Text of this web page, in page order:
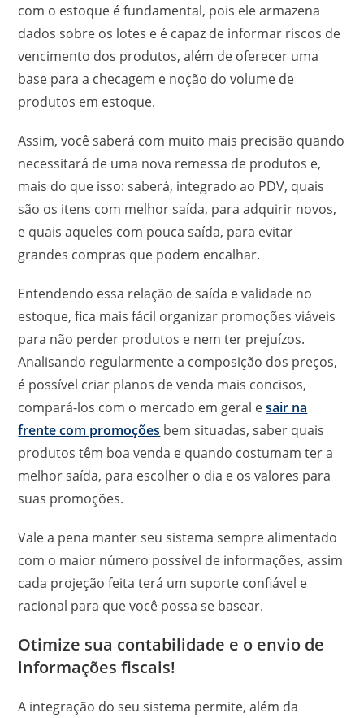
com o estoque é fundamental, pois ele armazena
dados sobre os lotes e é capaz de informar riscos de
vencimento dos produtos, além de oferecer uma
base para a checagem e noção do volume de
produtos em estoque.
Assim, você saberá com muito mais precisão quando
necessitará de uma nova remessa de produtos e,
mais do que isso: saberá, integrado ao PDV, quais
são os itens com melhor saída, para adquirir novos,
e quais aqueles com pouca saída, para evitar
grandes compras que podem encalhar.
Entendendo essa relação de saída e validade no
estoque, fica mais fácil organizar promoções viáveis
para não perder produtos e nem ter prejuízos.
Analisando regularmente a composição dos preços,
é possível criar planos de venda mais concisos,
compará-los com o mercado em geral esair na
frente com promoções bem situadas, saber quais
produtos têm boa venda e quando costumam ter a
melhor saída, para escolher o dia e os valores para
suas promoções.
Vale a pena manter seu sistema sempre alimentado
com o maior número possível de informações, assim
cada projeção feita terá um suporte confiável e
racional para que você possa se basear.
Otimize sua contabilidade e o envio de
informações fiscais!
A integração do seu sistema permite, além da